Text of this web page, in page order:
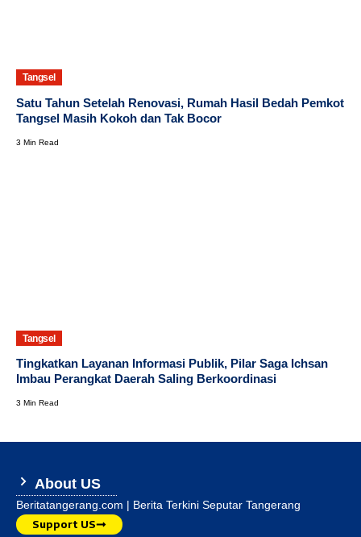
Tangsel
Satu Tahun Setelah Renovasi, Rumah Hasil Bedah Pemkot
Tangsel Masih Kokoh dan Tak Bocor
3 Min Read
Tangsel
Tingkatkan Layanan Informasi Publik, Pilar Saga Ichsan
Imbau Perangkat Daerah Saling Berkoordinasi
3 Min Read
About US
Beritatangerang.com | Berita Terkini Seputar Tangerang
Support US